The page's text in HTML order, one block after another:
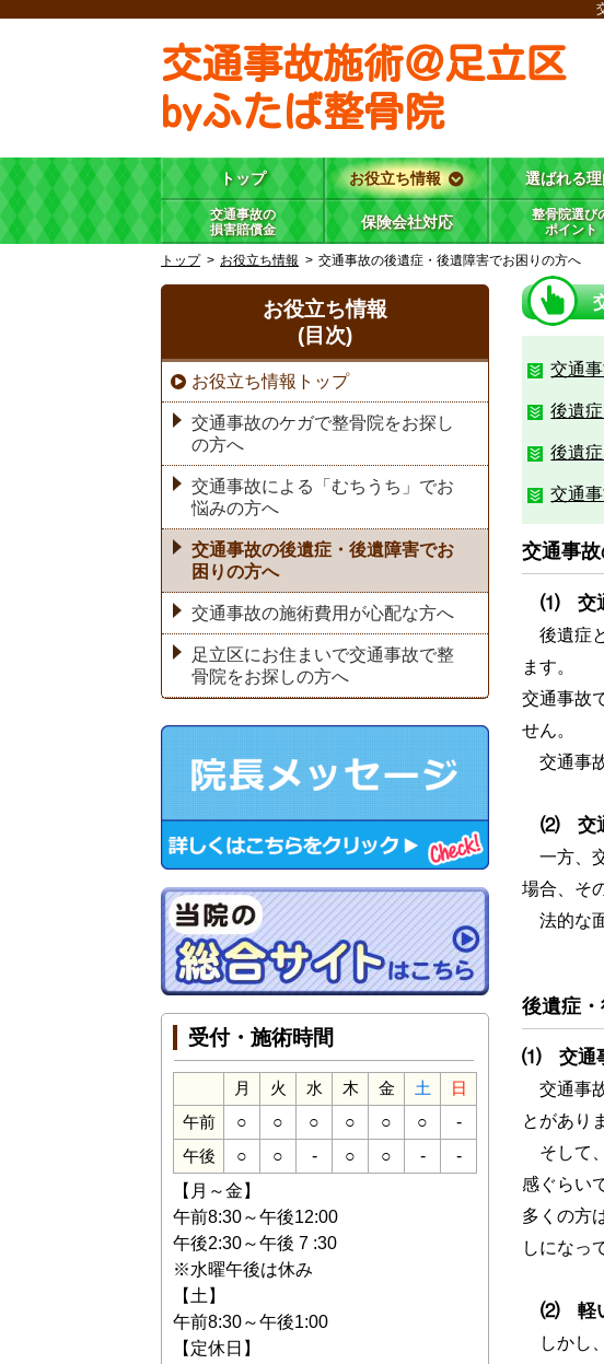
交通事故施術＠足立区
byふたば整骨院
トップ お役立ち情報 選ばれる
交通事故の
損害賠償金
保険会社対応
整骨院選び
ポイント
トップ お役立ち情報 交通事故の後遺症・後遺障害でお困りの方へ
交通
後遺
後遺
交通
交通事
⑴ 交通
後遺症
ます。
交通事故
せん。
交通事
⑵ 交通
一方、
場合、そ
法的な
後遺症
⑴ 交通
交通事
とがあり
そして
感ぐらい
多くの方
しになっ
⑵ 軽い
しかし
お役立ち情報
(目次)
お役立ち情報トップ
交通事故のケガで整骨院をお探し
の方へ
交通事故による「むちうち」でお
悩みの方へ
交通事故の後遺症・後遺障害でお
困りの方へ
交通事故の施術費用が心配な方へ
足立区にお住まいで交通事故で整
骨院をお探しの方へ
受付・施術時間
月 火 水 木 金 土
日
午前
○ ○ ○ ○ ○ ○ -
午後 ○ ○ - ○ ○ -
-
【月～金】
午前8:30～午後12:00
午後2:30～午後 7 :30
※水曜午後は休み
【土】
午前8:30～午後1:00
【定休日】